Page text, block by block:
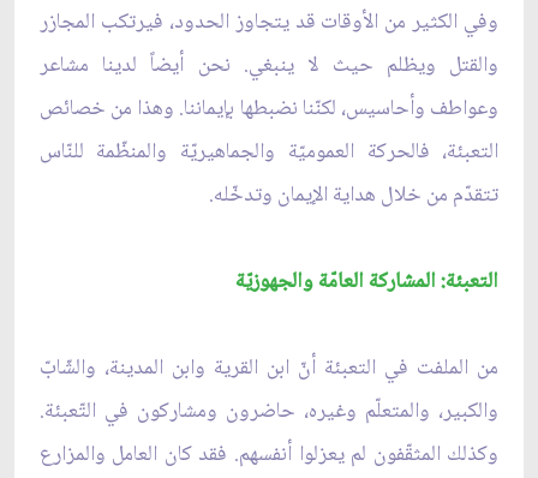
وفي الكثير من الأوقات قد يتجاوز الحدود، فيرتكب المجازر
والقتل ويظلم حيث لا ينبغي. نحن أيضاً لدينا مشاعر
وعواطف وأحاسيس، لكنّنا نضبطها بإيماننا. وهذا من خصائص
التعبئة، فالحركة العموميّة والجماهيريّة والمنظّمة للنّاس
تتقدّم من خلال هداية الإيمان وتدخّله.
التعبئة: المشاركة العامّة والجهوزيّة
من الملفت في التعبئة أنّ ابن القرية وابن المدينة، والشّابّ
والكبير، والمتعلّم وغيره، حاضرون ومشاركون في التّعبئة.
وكذلك المثقّفون لم يعزلوا أنفسهم. فقد كان العامل والمزارع